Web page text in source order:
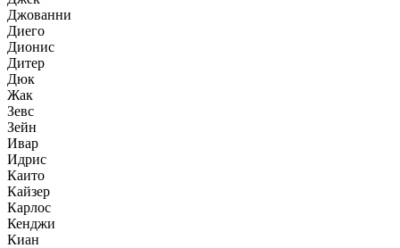
Джованни
Диего
Дионис
Дитер
Дюк
Жак
Зевс
Зейн
Ивар
Идрис
Каито
Кайзер
Карлос
Кенджи
Киан